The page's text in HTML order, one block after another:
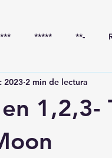
***** **-
en
2023 2 min de lectura